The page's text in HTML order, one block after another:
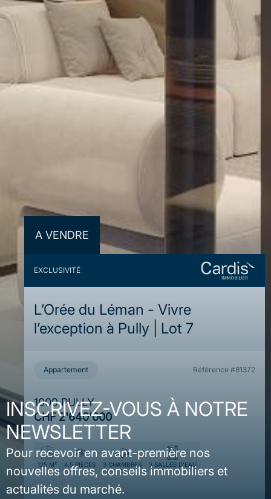
ACHETER
VENDRE
A VENDRE
EXCLUSIVITÉ
L’Orée du Léman - Vivre
l’exception à Pully | Lot 7
Appartement Référence #81372
1009 PULLY
CHF 2'640'000
125 M² 4.5 PIÈCES 3 CHAMBRES 3 SALLES D'EAU
INSCRIVEZ-VOUS À NOTRE
NEWSLETTER
Pour recevoir en avant-première nos
nouvelles offres, conseils immobiliers et
actualités du marché.